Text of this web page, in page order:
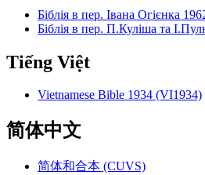
Біблія в пер. Івана Огієнка
Біблія в пер. П.Куліша та
Tiếng Việt
Vietnamese Bible 1934 (VI1934)
简体中文
简体和合本 (CUVS)